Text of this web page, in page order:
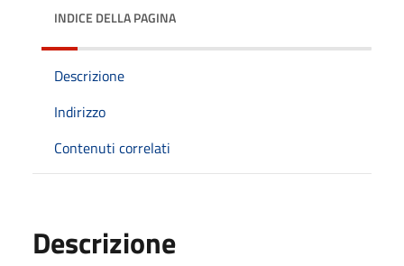
INDICE DELLA PAGINA
Descrizione
Indirizzo
Contenuti correlati
Descrizione